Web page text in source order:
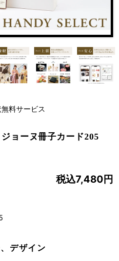
無料サービス
ョーヌ冊子カード205
税込7,480円
デザイン